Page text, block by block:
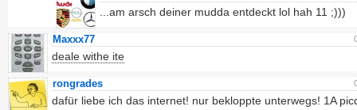
...am arsch deiner mudda entdeckt lol hah 11 ;)))
Maxxx77
deale withe ite
rongrades
dafür liebe ich das internet! nur bekloppte unterwegs! 1A